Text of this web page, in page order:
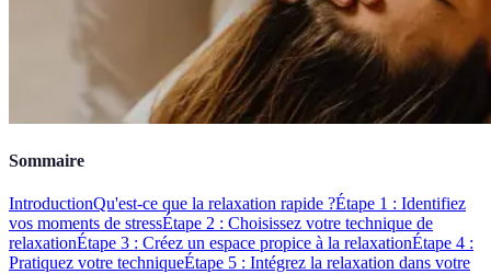
Sommaire
IntroductionQu'est-ce que la relaxation rapide ?Étape 1 : Identifiez
vos moments de stressÉtape 2 : Choisissez votre technique de
relaxationÉtape 3 : Créez un espace propice à la relaxationÉtape 4 :
Pratiquez votre techniqueÉtape 5 : Intégrez la relaxation dans votre